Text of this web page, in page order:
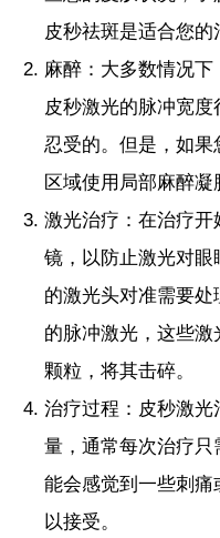
皮秒祛斑是适合您的
麻醉：大多数情况
皮秒激光的脉冲宽
忍受的。但是，如
区域使用局部麻醉凝
激光治疗：在治疗
镜，以防止激光对
的激光头对准需要
的脉冲激光，这些
颗粒，将其击碎。
治疗过程：皮秒激
量，通常每次治疗
能会感觉到一些刺
以接受。